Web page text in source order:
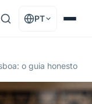
PT
o guia honesto